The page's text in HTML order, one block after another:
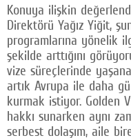
Konuya ilişkin
Direktörü Yağız Yiğit,
programlarına yönelik
şekilde arttığını
vize süreçlerinde
artık Avrupa ile daha
kurmak istiyor. Golden
hakkı sunarken aynı
serbest dolaşım, aile